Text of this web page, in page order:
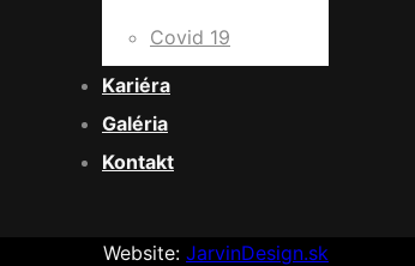
Covid 19
Kariéra
Galéria
Kontakt
Website: JarvinDesign.sk